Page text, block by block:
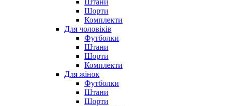
Штани
Шорти
Комплекти
Для чоловіків
Футболки
Штани
Шорти
Комплекти
Для жінок
Футболки
Штани
Шорти